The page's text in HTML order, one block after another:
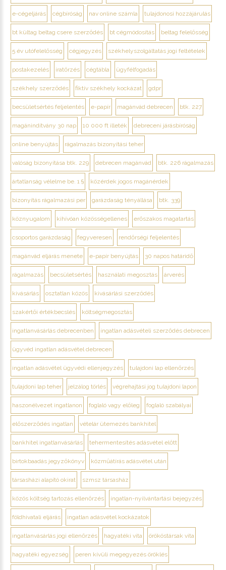
e-cégeljárás cégbíróság nav online számla tulajdonosi hozzájárulás
bt kültag beltag csere szerződés bt cégmódosítás beltag felelősség
5 év utófelelősség cégjegyzés székhelyszolgáltatás jogi feltételek
postakezelés iratőrzés cégtábla ügyfélfogadás
székhely szerződés fiktív székhely kockázat gdpr
becsületsértés feljelentés e-papír magánvád debrecen btk. 227
magánindítvány 30 nap 10 000 ft illeték debreceni járásbíróság
online benyújtás rágalmazás bizonyítási teher
valóság bizonyítása btk. 229 debrecen magánvád btk. 226 rágalmazás
ártatlanság vélelme be. 1 § közérdek jogos magánérdek
bizonyítás rágalmazási per garázdaság tényállása btk. 339
köznyugalom kihívóan közösségellenes erőszakos magatartás
csoportos garázdaság fegyveresen rendőrségi feljelentés
magánvád eljárás menete e-papír benyújtás 30 napos határidő
rágalmazás becsületsértés használati megosztás árverés
kivásárlás osztatlan közös kivásárlási szerződés
szakértői értékbecslés költségmegosztás
ingatlanvásárlás debrecenben ingatlan adásvételi szerződés debrecen
ügyvéd ingatlan adásvétel debrecen
ingatlan adásvétel ügyvédi ellenjegyzés tulajdoni lap ellenőrzés
tulajdoni lap teher jelzálog törlés végrehajtási jog tulajdoni lapon
haszonélvezet ingatlanon foglaló vagy előleg foglaló szabályai
előszerződés ingatlan vételár ütemezés bankhitel
bankhitel ingatlanvásárlás tehermentesítés adásvétel előtt
birtokbaadás jegyzőkönyv közműátírás adásvétel után
társasházi alapító okirat szmsz társasház
közös költség tartozás ellenőrzés ingatlan-nyilvántartási bejegyzés
földhivatali eljárás ingatlan adásvétel kockázatok
ingatlanvásárlás jogi ellenőrzés hagyatéki vita örököstársak vita
hagyatéki egyezség peren kívüli megegyezés öröklés